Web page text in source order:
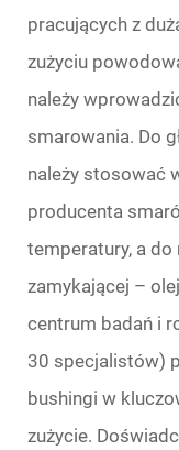
pracujących z
zużyciu
należy
smarowania. Do
należy stosować
producenta
temperatury, a do
zamykającej –
centrum badań i
30 specjalistów)
bushingi w
zużycie.